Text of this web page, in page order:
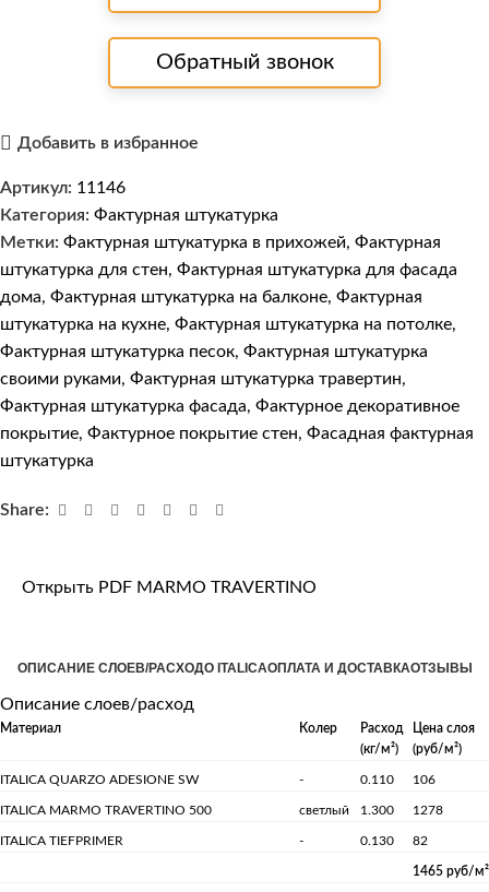
Обратный звонок
Добавить в избранное
Артикул: 11146
Категория: Фактурная штукатурка
Метки: Фактурная штукатурка в прихожей, Фактурная
штукатурка для стен, Фактурная штукатурка для фасада
дома, Фактурная штукатурка на балконе, Фактурная
штукатурка на кухне, Фактурная штукатурка на потолке,
Фактурная штукатурка песок, Фактурная штукатурка
своими руками, Фактурная штукатурка травертин,
Фактурная штукатурка фасада, Фактурное декоративное
покрытие, Фактурное покрытие стен, Фасадная фактурная
штукатурка
Share:
Открыть PDF MARMO TRAVERTINO
ОПИСАНИЕ СЛОЕВ/РАСХОДО ITALICAОПЛАТА И ДОСТАВКАОТЗЫВЫ
Описание слоев/расход
Материал Колер
Расход
(кг/м²)
Цена слоя
(руб/м²)
ITALICA QUARZO ADESIONE SW - 0.110 106
ITALICA MARMO TRAVERTINO 500 светлый 1.300 1278
ITALICA TIEFPRIMER - 0.130 82
1465 руб/м²